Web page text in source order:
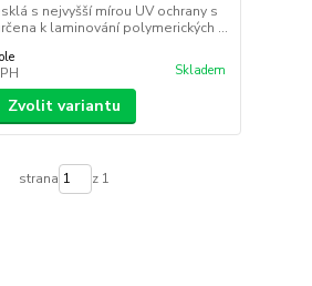
s nejvyšší mírou UV ochrany s
k laminování polymerických ...
Skladem
Zvolit variantu
strana z 1